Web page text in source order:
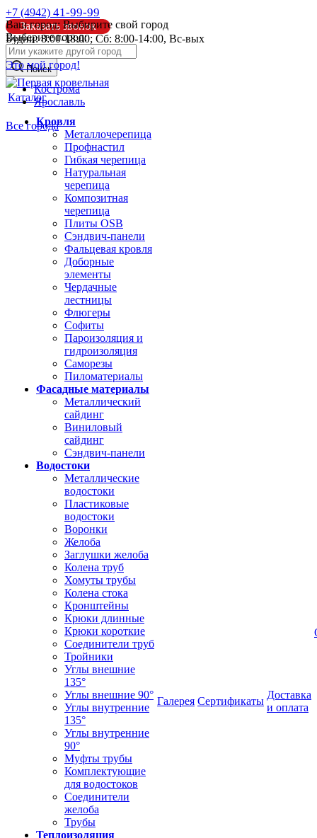
Ваш город: Выбирите свой город
Выберите город:
Это мой город!
Кострома
Ярославль
Все города
+7 (4942) 41-99-99
Заказать звонок
Будни: 8:00-18:00; Сб: 8:00-14:00, Вс-вых
info@pk44.ru
Поиск
Каталог
Кровля
Металлочерепица
Профнастил
Гибкая черепица
Натуральная
черепица
Композитная
черепица
Плиты OSB
Сэндвич-панели
Фальцевая кровля
Доборные
элементы
Чердачные
лестницы
Флюгеры
Софиты
Пароизоляция и
гидроизоляция
Саморезы
Пиломатериалы
Фасадные материалы
Металлический
сайдинг
Виниловый
сайдинг
Сэндвич-панели
Водостоки
Металлические
водостоки
Пластиковые
водостоки
Воронки
Желоба
Заглушки желоба
Колена труб
Хомуты трубы
Колена стока
Кронштейны
Крюки длинные
Крюки короткие
Соединители труб
Тройники
Углы внешние
135°
Углы внешние 90°
Углы внутренние
135°
Углы внутренние
90°
Муфты трубы
Комплектующие
для водостоков
Соединители
желоба
Трубы
Теплоизоляция
Галерея Сертификаты
Доставка
и оплата